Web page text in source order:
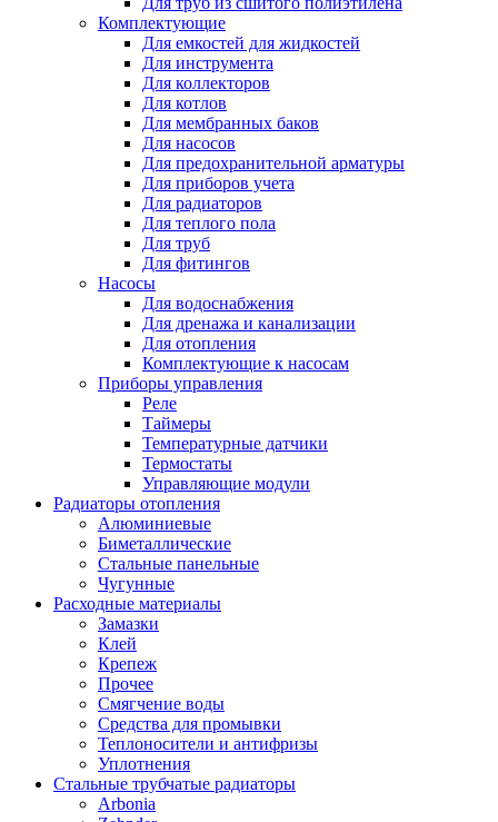
Комплектующие
Для емкостей для жидкостей
Для инструмента
Для коллекторов
Для котлов
Для мембранных баков
Для насосов
Для предохранительной арматуры
Для приборов учета
Для радиаторов
Для теплого пола
Для труб
Для фитингов
Насосы
Для водоснабжения
Для дренажа и канализации
Для отопления
Комплектующие к насосам
Приборы управления
Реле
Таймеры
Температурные датчики
Термостаты
Управляющие модули
Радиаторы отопления
Алюминиевые
Биметаллические
Стальные панельные
Чугунные
Расходные материалы
Замазки
Клей
Крепеж
Прочее
Смягчение воды
Средства для промывки
Теплоносители и антифризы
Уплотнения
Стальные трубчатые радиаторы
Arbonia